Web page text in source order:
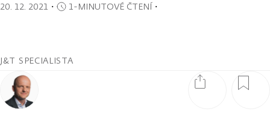
20. 12. 2021 ・ 1-MINUTOVÉ ČTENÍ・
J&T SPECIALISTA